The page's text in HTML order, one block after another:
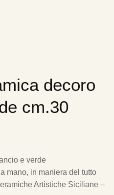
decoro
cm.30
e verde
mano, in maniera del tutto
Artistiche Siciliane –